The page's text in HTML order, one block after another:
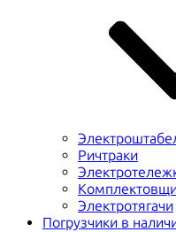
Ричтраки
Электротягачи
Погрузчики в